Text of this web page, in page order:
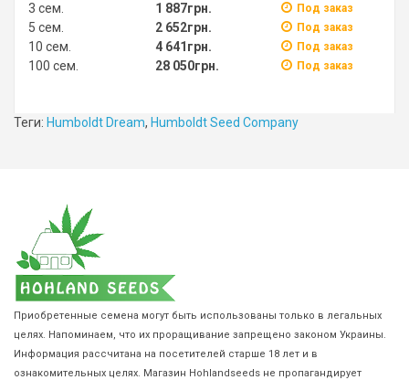
3 сем.
1 887грн. Под заказ
5 сем. 2 652грн. Под заказ
10 сем. 4 641грн. Под заказ
100 сем. 28 050грн. Под заказ
Теги: Humboldt Dream, Humboldt Seed Company
Приобретенные семена могут быть использованы только в легальных
целях. Напоминаем, что их проращивание запрещено законом Украины.
Информация рассчитана на посетителей старше 18 лет и в
ознакомительных целях. Магазин Hohlandseeds не пропагандирует